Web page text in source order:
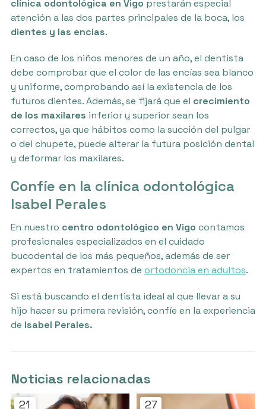
clínica odontológica en Vigo prestarán especial
atención a las dos partes principales de la boca, los
dientes y las encías.
En caso de los niños menores de un año, el dentista
debe comprobar que el color de las encías sea blanco
y uniforme, comprobando así la existencia de los
futuros dientes. Además, se fijará que el crecimiento
de los maxilares inferior y superior sean los
correctos, ya que hábitos como la succión del pulgar
o del chupete, puede alterar la futura posición dental
y deformar los maxilares.
Confíe en la clínica odontológica
Isabel Perales
En nuestro centro odontológico en Vigo contamos
profesionales especializados en el cuidado
bucodental de los más pequeños, además de ser
expertos en tratamientos de ortodoncia en adultos.
Si está buscando el dentista ideal al que llevar a su
hijo hacer su primera revisión, confíe en la experiencia
de Isabel Perales.
Noticias relacionadas
21 27